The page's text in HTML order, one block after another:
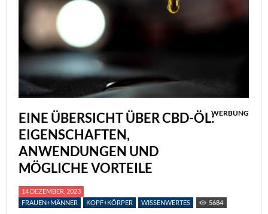
EINE ÜBERSICHT ÜBER CBD-ÖL:
EIGENSCHAFTEN,
ANWENDUNGEN UND
MÖGLICHE VORTEILE
WERBUNG
14 DEZEMBER, 2023
FRAUEN+MÄNNER
KOPF+KÖRPER WISSENWERTES 5684